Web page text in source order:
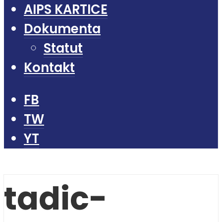
AIPS KARTICE
Dokumenta
Statut
Kontakt
FB
TW
YT
tadic-